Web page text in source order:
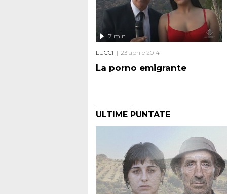
La porno emigrante
7 min
LUCCI 23 aprile 2014
ULTIME PUNTATE